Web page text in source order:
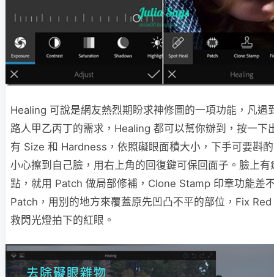
Healing 可說是網友熱烈期盼求神修圖的一項功能，凡遇
路人甲乙丙丁的需求，Healing 都可以幫你辦到，按一下
有 Size 和 Hardness，依照礙眼面積大小，下手可要斟
小心擦到自己臉，用右上角的回復鍵可保回面子。臉上有
點，就用 Patch 做局部修補，Clone Stamp 印章功能差
Patch，用別的地方來覆蓋原先凹凸不平的部位，Fix
救閃光燈拍下的紅眼。